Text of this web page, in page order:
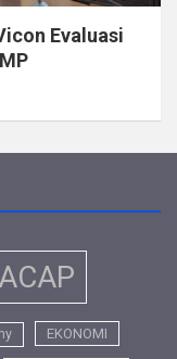
Evaluasi
EKONOMI